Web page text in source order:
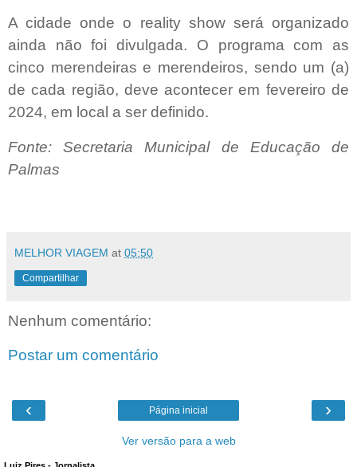
A cidade onde o reality show será organizado
ainda não foi divulgada. O programa com as
cinco merendeiras e merendeiros, sendo um (a)
de cada região, deve acontecer em fevereiro de
2024, em local a ser definido.
Fonte: Secretaria Municipal de Educação de
Palmas
MELHOR VIAGEM at 05:50
Compartilhar
Nenhum comentário:
Postar um comentário
‹ ›
Página inicial
Ver versão para a web
Luiz Pires - Jornalista